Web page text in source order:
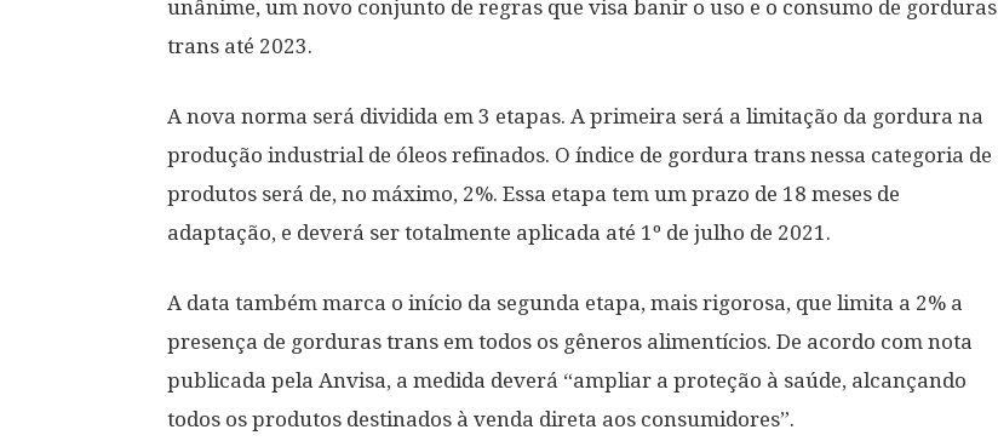
unânime, um novo conjunto de regras que visa banir o uso e o consumo de gorduras
trans até 2023.
A nova norma será dividida em 3 etapas. A primeira será a limitação da gordura na
produção industrial de óleos refinados. O índice de gordura trans nessa categoria de
produtos será de, no máximo, 2%. Essa etapa tem um prazo de 18 meses de
adaptação, e deverá ser totalmente aplicada até 1º de julho de 2021.
A data também marca o início da segunda etapa, mais rigorosa, que limita a 2% a
presença de gorduras trans em todos os gêneros alimentícios. De acordo com nota
publicada pela Anvisa, a medida deverá “ampliar a proteção à saúde, alcançando
todos os produtos destinados à venda direta aos consumidores”.